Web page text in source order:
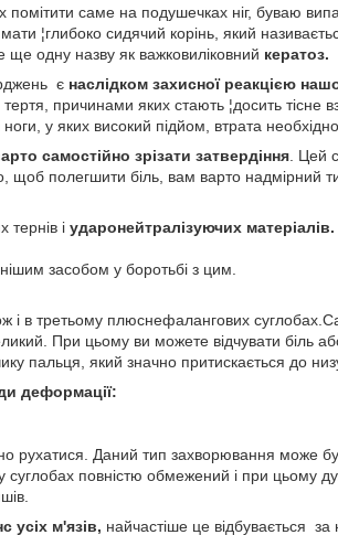
помітити саме на подушечках ніг, буваю
¦глибоко сидячий корінь, який
ще одну назву як важковиліковний кератоз.
є наслідком захисної реакцією
тертя, причинами яких стають ¦досить тісне
у яких високий підйом, втрата
самостійно зрізати затвердіння . Цей
щоб полегшити біль, вам варто надмірний
і ударонейтралізуючих матеріалів.
засобом у боротьбі з цим.
і в третьому плюснефалангових
При цьому ви можете відчувати біль
пальця, який значно притискається до
деформації:
рухатися. Даний тип захворювання може
суглобах повністю обмежений і при цьому
усіх м'язів, найчастіше це відбувається за